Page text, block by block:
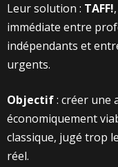
Leur solution : TAFF!
immédiate entre
indépendants et
urgents.
Objectif: créer une
économiquement
classique, jugé trop
réel.